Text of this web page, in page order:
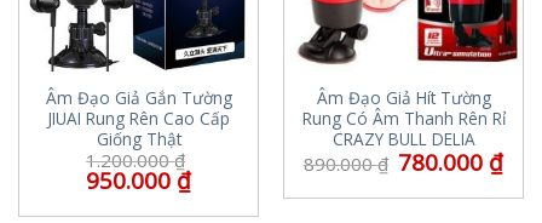
Âm Đạo Giả Gắn Tường
JIUAI Rung Rên Cao Cấp
Giống Thật
1.200.000₫
950.000₫
Âm Đạo Giả Hít Tường
Rung Có Âm Thanh Rên Rỉ
CRAZY BULL DELIA
890.000₫ 780.000 ₫